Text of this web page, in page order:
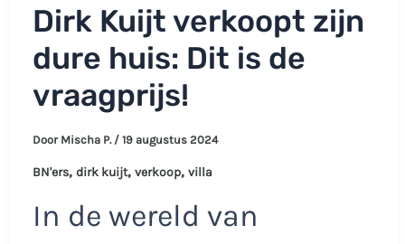
Dirk Kuijt verkoopt zijn
dure huis: Dit is de
vraagprijs!
Door Mischa P. / 19 augustus 2024
BN'ers, dirk kuijt, verkoop, villa
In de wereld van